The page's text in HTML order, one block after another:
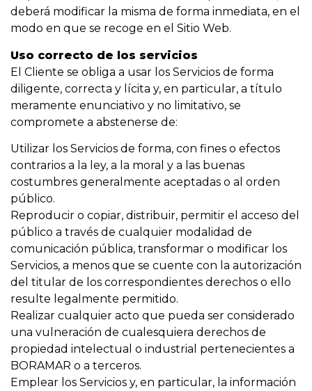
deberá modificar la misma de forma inmediata, en el
modo en que se recoge en el Sitio Web.
Uso correcto de los servicios
El Cliente se obliga a usar los Servicios de forma
diligente, correcta y lícita y, en particular, a título
meramente enunciativo y no limitativo, se
compromete a abstenerse de:
Utilizar los Servicios de forma, con fines o efectos
contrarios a la ley, a la moral y a las buenas
costumbres generalmente aceptadas o al orden
público.
Reproducir o copiar, distribuir, permitir el acceso del
público a través de cualquier modalidad de
comunicación pública, transformar o modificar los
Servicios, a menos que se cuente con la autorización
del titular de los correspondientes derechos o ello
resulte legalmente permitido.
Realizar cualquier acto que pueda ser considerado
una vulneración de cualesquiera derechos de
propiedad intelectual o industrial pertenecientes a
BORAMAR o a terceros.
Emplear los Servicios y, en particular, la información